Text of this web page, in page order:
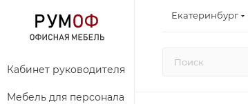
Екатеринбург
Кабинет руководителя
Мебель для персонала